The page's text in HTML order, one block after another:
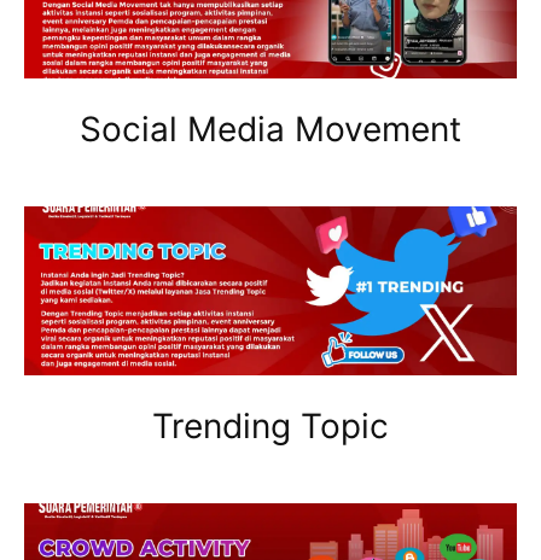
Social Media Movement
Trending Topic